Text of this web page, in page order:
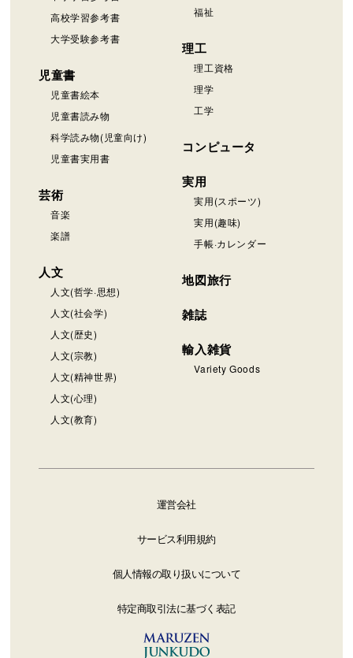
高校学習参考書
大学受験参考書
児童書
児童書絵本
児童書読み物
科学読み物(児童向け)
児童書実用書
芸術
音楽
楽譜
人文
人文(哲学·思想)
人文(社会学)
人文(歴史)
人文(宗教)
人文(精神世界)
人文(心理)
人文(教育)
福祉
理工
理工資格
理学
工学
コンピュータ
実用
実用(スポーツ)
実用(趣味)
手帳·カレンダー
地図旅行
雑誌
輸入雑貨
Variety Goods
運営会社
サービス利用規約
個人情報の取り扱いについて
特定商取引法に基づく表記